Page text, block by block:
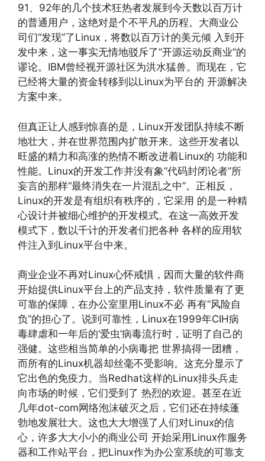
91、92年的几个技术狂热者发展到今天数以百万计
的普通用户，这绝对是个不平凡的历程。大商业公
司们“发现”了Linux，将数以百万计的美元倾 入到开
发中来，这一事实无情地驳斥了“开源运动反商业”的
谬论。IBM曾经视开源社区为洪水猛兽。而现在，它
已经将大量的资金转移到以Linux为平台的 开源解决
方案中来。
但真正让人感到惊喜的是，Linux开发团队持续不断
地壮大，并在世界范围内扩散开来。这些开发者以
旺盛的精力和高涨的热情不断改进着Linux的 功能和
性能。Linux的开发工作并没有象“代码封闭论者”所
妄言的那样“最终消失在一片混乱之中”。正相反，
Linux的开发是有组织有秩序的，它采用 的是一种精
心设计并被细心维护的开发模式。在这一高效开发
模式下，数以千计的开发者们把各种 各样的应用软
件注入到Linux平台中来。
商业企业不再对Linux心怀戒惧，因而大量的软件商
开始提供Linux平台上的产品支持，软件质量有了更
可靠的保障，在办公室里用Linux不必 再有“风险自
负”的担心了。说到可靠性，Linux在1999年CIH病
毒肆虐和一年后的‘爱虫’病毒流行时，证明了自己的
强健。这些相当简单的小病毒把 世界搞得一团糟，
而所有的Linux机器却丝毫不受影响。这充分显示了
它出色的免疫力。当Redhat这样的Linux排头兵走
向市场的时候，它们受到了 热烈的欢迎。甚至在近
几年dot-com网络泡沫破灭之后，它们还在持续蓬
勃地发展壮大。这也大大增强了人们对Linux的信
心，许多大大小小的商业公司 开始采用Linux作服务
器和工作站平台，把Linux作为办公室系统的可靠支